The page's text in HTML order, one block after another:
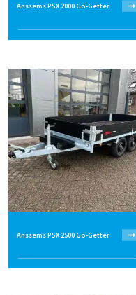
Anssems PSX 2000 Go-Getter
Anssems PSX 2500 Go-Getter